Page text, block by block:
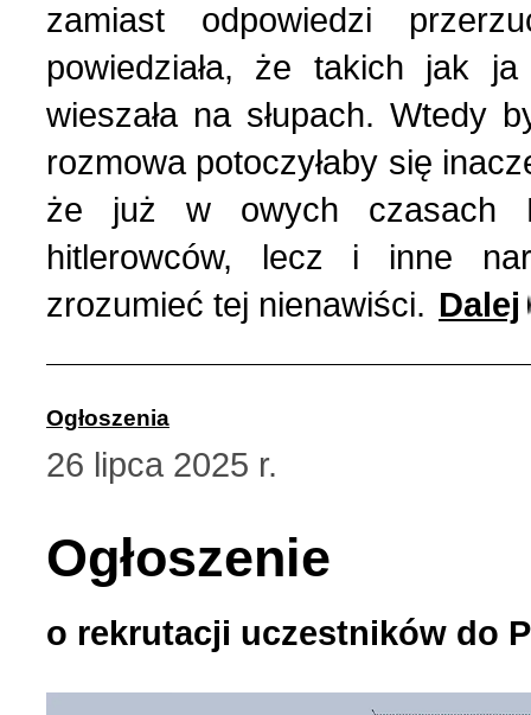
Sylwetki znanych ludzi
Szkolnictwo (14)
U naszych sąsiadów (9)
Wojna rosyjsko-
Wspomnienia (2)
Wybory w Polsce (4)
Wydarzenia (7)
Wydarzenia w Polsce
Wystawy, premiery,
zamiast odpowiedzi
powiedziała, że takich jak
wieszała na słupach. Wtedy
rozmowa potoczyłaby się
że już w owych czasach
hitlerowców, lecz i inne
zrozumieć tej nienawiści. Dalej
Ogłoszenia
26 lipca 2025 r.
Ogłoszenie
o rekrutacji uczestników do